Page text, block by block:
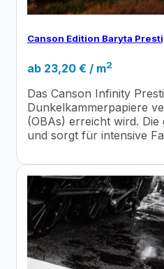
Canson Edition Baryta
ab 23,20 € / m2
Das Canson Infinity
Dunkelkammerpapiere
(OBAs) erreicht wird.
und sorgt für intensive